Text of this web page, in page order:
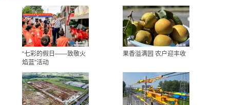
“七彩的假日——致敬火
焰蓝”活动
果香溢满园 农户迎丰收